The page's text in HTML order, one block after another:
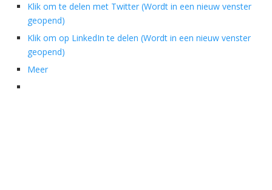
Klik om te delen met Twitter (Wordt in een nieuw venster
geopend)
Klik om op LinkedIn te delen (Wordt in een nieuw venster
geopend)
Meer